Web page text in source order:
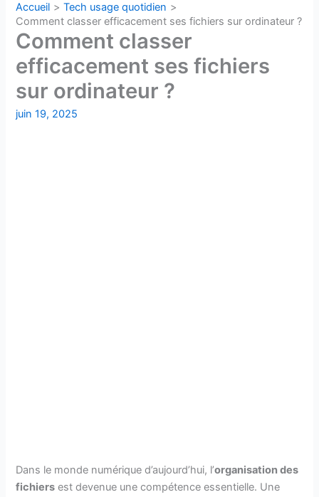
Accueil
Tech usage quotidien
Comment classer efficacement ses fichiers sur ordinateur ?
Comment classer
efficacement ses fichiers
sur ordinateur ?
juin 19, 2025
Dans le monde numérique d’aujourd’hui, l’organisation des
fichiers est devenue une compétence essentielle. Une